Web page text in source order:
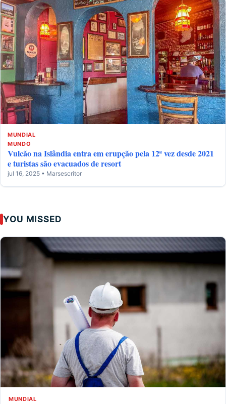
MUNDIAL
MUNDO
Vulcão na Islândia entra em erupção pela 12ª vez desde 2021
e turistas são evacuados de resort
jul 16, 2025 • Marsescritor
YOU MISSED
MUNDIAL